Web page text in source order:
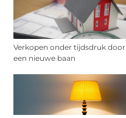
Verkopen onder tijdsdruk door
een nieuwe baan